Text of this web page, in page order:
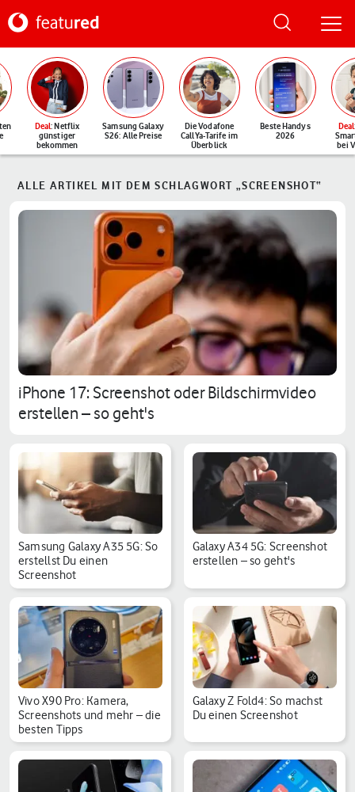
Deal: Netflix
günstiger
bekommen
Samsung Galaxy
S26: Alle Preise
Die Vodafone
CallYa-Tarife im
Überblick
Beste Handys
2026
Deal
bei
ALLE ARTIKEL MIT DEM SCHLAGWORT „SCREENSHOT“
iPhone 17: Screenshot oder Bildschirmvideo
erstellen – so geht's
Samsung Galaxy A35 5G: So
erstellst Du einen
Screenshot
Galaxy A34 5G: Screenshot
erstellen – so geht's
Vivo X90 Pro: Kamera,
Screenshots und mehr – die
besten Tipps
Galaxy Z Fold4: So machst
Du einen Screenshot